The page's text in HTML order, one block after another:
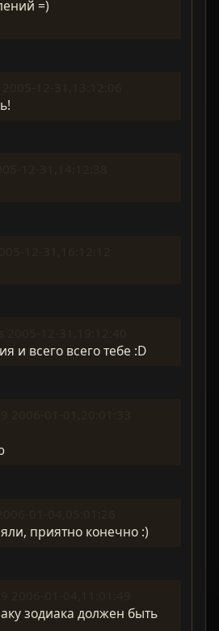
=)
и всего всего тебе :D
приятно конечно :)
зодиака должен быть